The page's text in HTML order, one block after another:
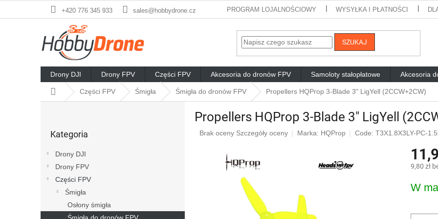
+420 776 345 933 sales@hobbydrone.cz PROGRAM LOJALNOŚCIOWY WYSYŁKA I PŁATNOŚCI
SZUKAJ
Drony DJI Drony FPV Części FPV Akcesoria do dronów FPV Samoloty stałopłatowe Akcesoria
Home Części FPV Śmigła Śmigła do dronów FPV Propellers HQProp 3-Blade 3" LigYell (2CCW+2CW)
y
kategorie
Kategoria
Drony DJI
Drony FPV
Części FPV
Śmigła
Osłony śmigła
Propellers HQProp 3-Blade 3" LigYell
Średnia
Brak oceny Szczegóły oceny Marka: HQProp Code: T3X1.8X3LY-PC-
9,80 zł
W